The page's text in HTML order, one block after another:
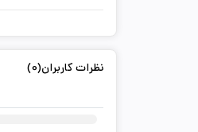
نظرات کاربران(0)